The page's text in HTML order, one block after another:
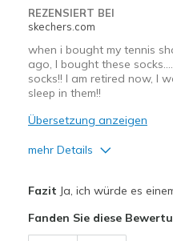
REZENSIERT BEI
skechers.com
when i bought my tennis
ago, I bought these
socks!! I am retired now, I
sleep in them!!
Übersetzung anzeigen
mehr Details
Breathe Well
Fazit Ja, ich würde es
Fanden Sie diese